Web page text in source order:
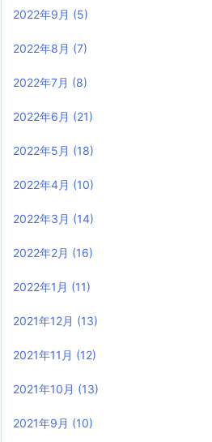
2022年9月 (5)
2022年8月 (7)
2022年7月 (8)
2022年6月 (21)
2022年5月 (18)
2022年4月 (10)
2022年3月 (14)
2022年2月 (16)
2022年1月 (11)
2021年12月 (13)
2021年11月 (12)
2021年10月 (13)
2021年9月 (10)